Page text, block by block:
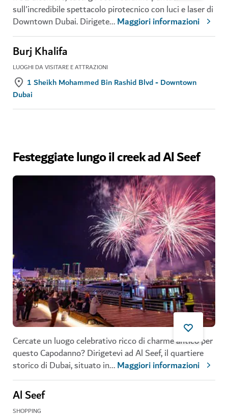
sull'incredibile spettacolo pirotecnico con luci e laser di
Downtown Dubai. Dirigete...Maggiori informazioni
Burj Khalifa
LUOGHI DA VISITARE E ATTRAZIONI
1 Sheikh Mohammed Bin Rashid Blvd - Downtown
Dubai
Festeggiate lungo il creek ad Al Seef
Cercate un luogo celebrativo ricco di charme antico per
questo Capodanno? Dirigetevi ad Al Seef, il quartiere
storico di Dubai, situato in...Maggiori informazioni
Al Seef
SHOPPING